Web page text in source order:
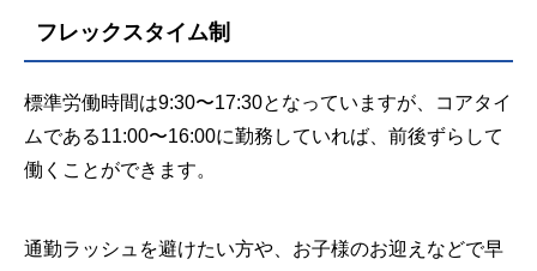
フレックスタイム制
標準労働時間は9:30〜17:30となっていますが、コアタイ
ムである11:00〜16:00に勤務していれば、前後ずらして
働くことができます。
通勤ラッシュを避けたい方や、お子様のお迎えなどで早